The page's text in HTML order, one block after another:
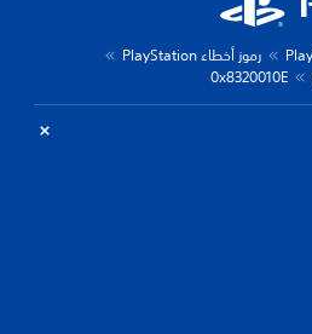
رموز أخطاء PlayStation
0x8320010E